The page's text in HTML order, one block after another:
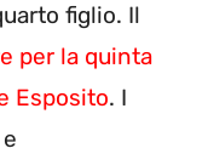
figlio. Il
per la quinta
Esposito. I